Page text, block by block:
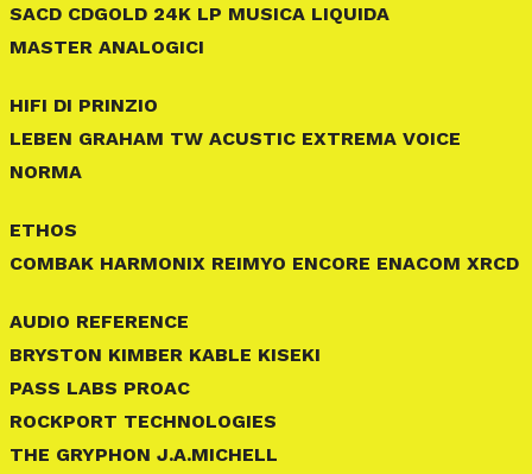
SACD CDGOLD 24K LP MUSICA LIQUIDA
MASTER ANALOGICI
HIFI DI PRINZIO
LEBEN GRAHAM TW ACUSTIC EXTREMA VOICE
NORMA
ETHOS
COMBAK HARMONIX REIMYO ENCORE ENACOM XRCD
AUDIO REFERENCE
BRYSTON KIMBER KABLE KISEKI
PASS LABS PROAC
ROCKPORT TECHNOLOGIES
THE GRYPHON J.A.MICHELL